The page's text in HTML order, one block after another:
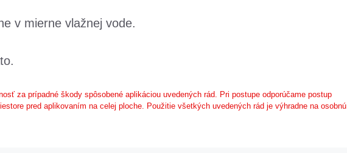
v mierne vlažnej vode.
za prípadné škody spôsobené aplikáciou uvedených rád. Pri postupe odporúčame postup
pred aplikovaním na celej ploche. Použitie všetkých uvedených rád je výhradne na osobnú